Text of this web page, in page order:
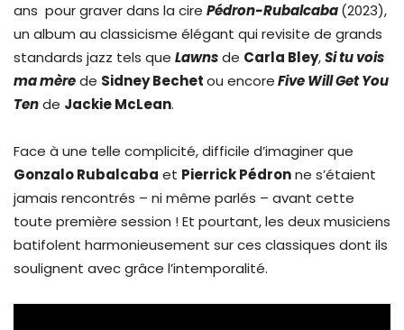
ans pour graver dans la cire Pédron-Rubalcaba(2023),
un album au classicisme élégant qui revisite de grands
standards jazz tels que Lawnsde Carla Bley,Si tu vois
ma mèrede Sidney Bechetou encoreFive Will Get You
Tende Jackie McLean.
Face à une telle complicité, difficile d’imaginer que
Gonzalo Rubalcaba et Pierrick Pédronne s’étaient
jamais rencontrés – ni même parlés – avant cette
toute première session ! Et pourtant, les deux musiciens
batifolent harmonieusement sur ces classiques dont ils
soulignent avec grâce l’intemporalité.